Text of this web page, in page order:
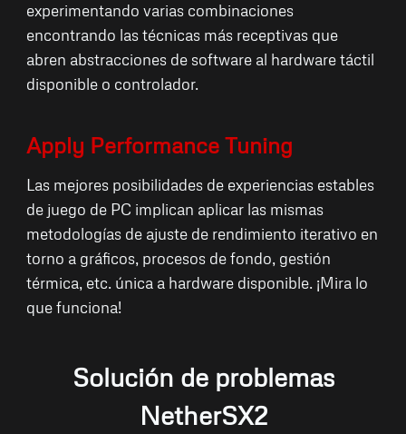
experimentando varias combinaciones
encontrando las técnicas más receptivas que
abren abstracciones de software al hardware táctil
disponible o controlador.
Apply Performance Tuning
Las mejores posibilidades de experiencias estables
de juego de PC implican aplicar las mismas
metodologías de ajuste de rendimiento iterativo en
torno a gráficos, procesos de fondo, gestión
térmica, etc. única a hardware disponible. ¡Mira lo
que funciona!
Solución de problemas
NetherSX2